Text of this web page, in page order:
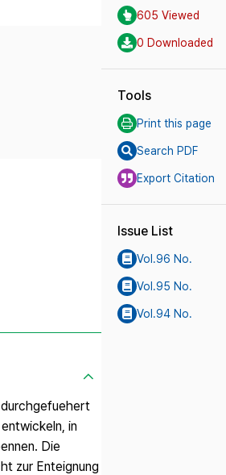
durchgefuehert
in
Die
zur Enteignung
605 Viewed
0 Downloaded
Tools
Print this page
Search PDF
Export Citation
Issue List
Vol.96 No.
Vol.95 No.
Vol.94 No.